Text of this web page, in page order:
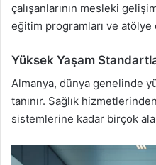
çalışanlarının mesleki
eğitim programları ve atölye
Yüksek Yaşam
Almanya, dünya genelinde
tanınır. Sağlık
sistemlerine kadar birçok